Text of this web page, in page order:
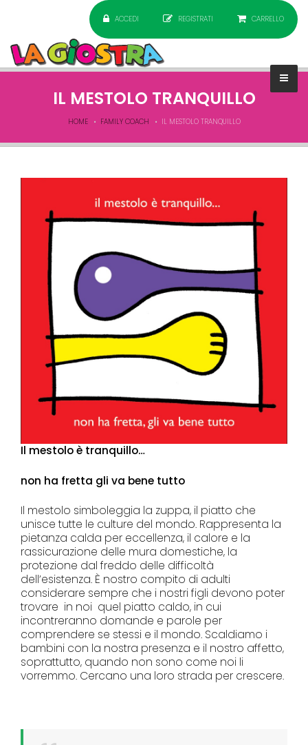
ACCEDI REGISTRATI CARRELLO
IL MESTOLO TRANQUILLO
HOME FAMILY COACH IL MESTOLO TRANQUILLO
Il mestolo è tranquillo…
non ha fretta gli va bene tutto
Il mestolo simboleggia la zuppa, il piatto che
unisce tutte le culture del mondo. Rappresenta la
pietanza calda per eccellenza, il calore e la
rassicurazione delle mura domestiche, la
protezione dal freddo delle difficoltà
dell’esistenza. È nostro compito di adulti
considerare sempre che i nostri figli devono poter
trovare in noi quel piatto caldo, in cui
incontreranno domande e parole per
comprendere se stessi e il mondo. Scaldiamo i
bambini con la nostra presenza e il nostro affetto,
soprattutto, quando non sono come noi li
vorremmo. Cercano una loro strada per crescere.